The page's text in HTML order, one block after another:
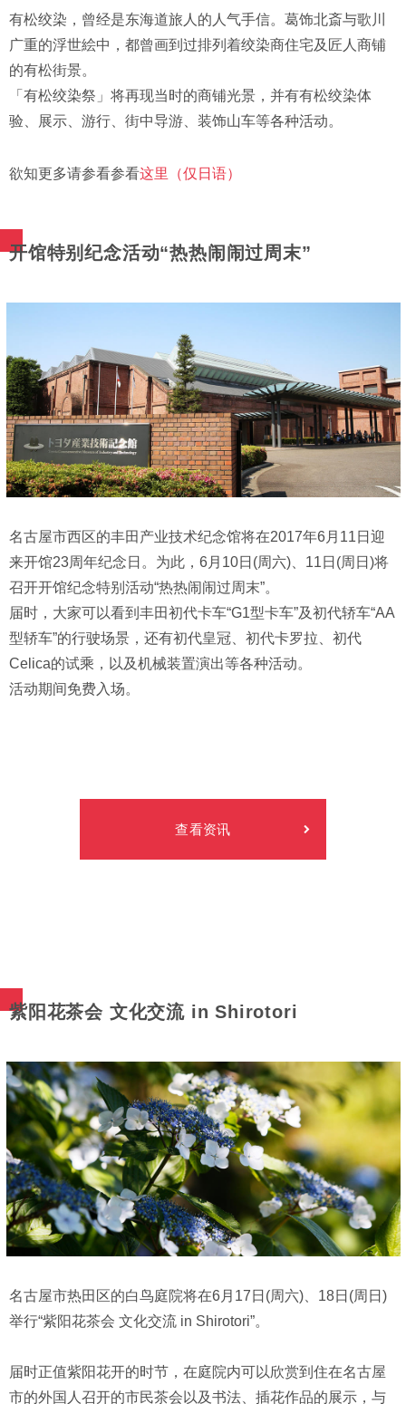
有松绞染，曾经是东海道旅人的人气手信。葛饰北斎与歌川
广重的浮世絵中，都曾画到过排列着绞染商住宅及匠人商铺
的有松街景。
「有松绞染祭」将再现当时的商铺光景，并有有松绞染体
验、展示、游行、街中导游、装饰山车等各种活动。
欲知更多请参看参看这里（仅日语）
开馆特别纪念活动“热热闹闹过周末”
名古屋市西区的丰田产业技术纪念馆将在2017年6月11日迎
来开馆23周年纪念日。为此，6月10日(周六)、11日(周日)将
召开开馆纪念特别活动“热热闹闹过周末”。
届时，大家可以看到丰田初代卡车“G1型卡车”及初代轿车“AA
型轿车”的行驶场景，还有初代皇冠、初代卡罗拉、初代
Celica的试乘，以及机械装置演出等各种活动。
活动期间免费入场。
查看资讯
紫阳花茶会 文化交流 in Shirotori
名古屋市热田区的白鸟庭院将在6月17日(周六)、18日(周日)
举行“紫阳花茶会 文化交流 in Shirotori”。
届时正值紫阳花开的时节，在庭院内可以欣赏到住在名古屋
市的外国人召开的市民茶会以及书法、插花作品的展示，与